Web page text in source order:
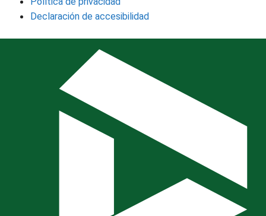
Declaración de accesibilidad